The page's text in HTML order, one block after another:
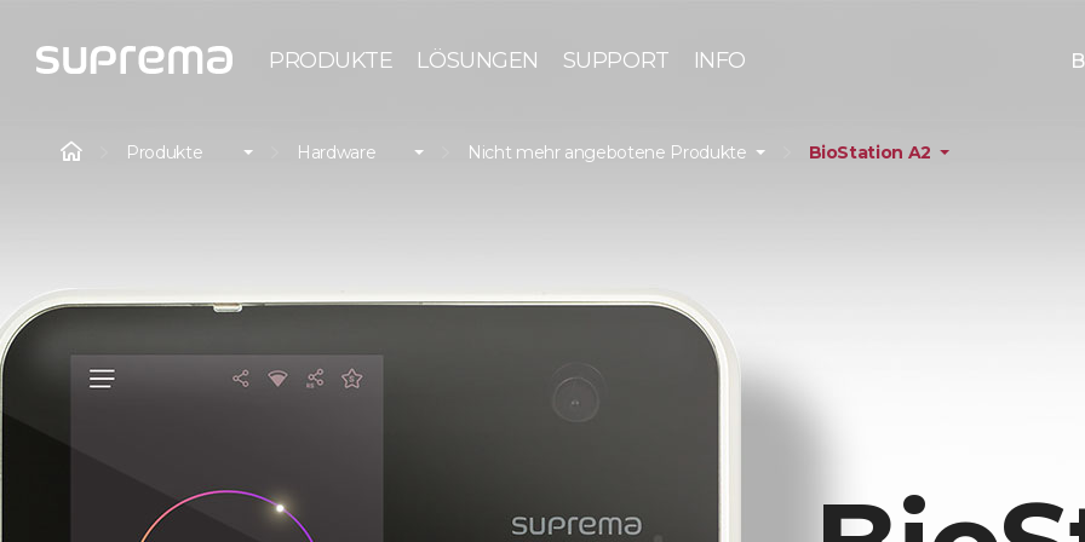
PRODUKTE LÖSUNGEN SUPPORT INFO
Produkte Hardware Nicht mehr angebotene Produkte BioStation A2